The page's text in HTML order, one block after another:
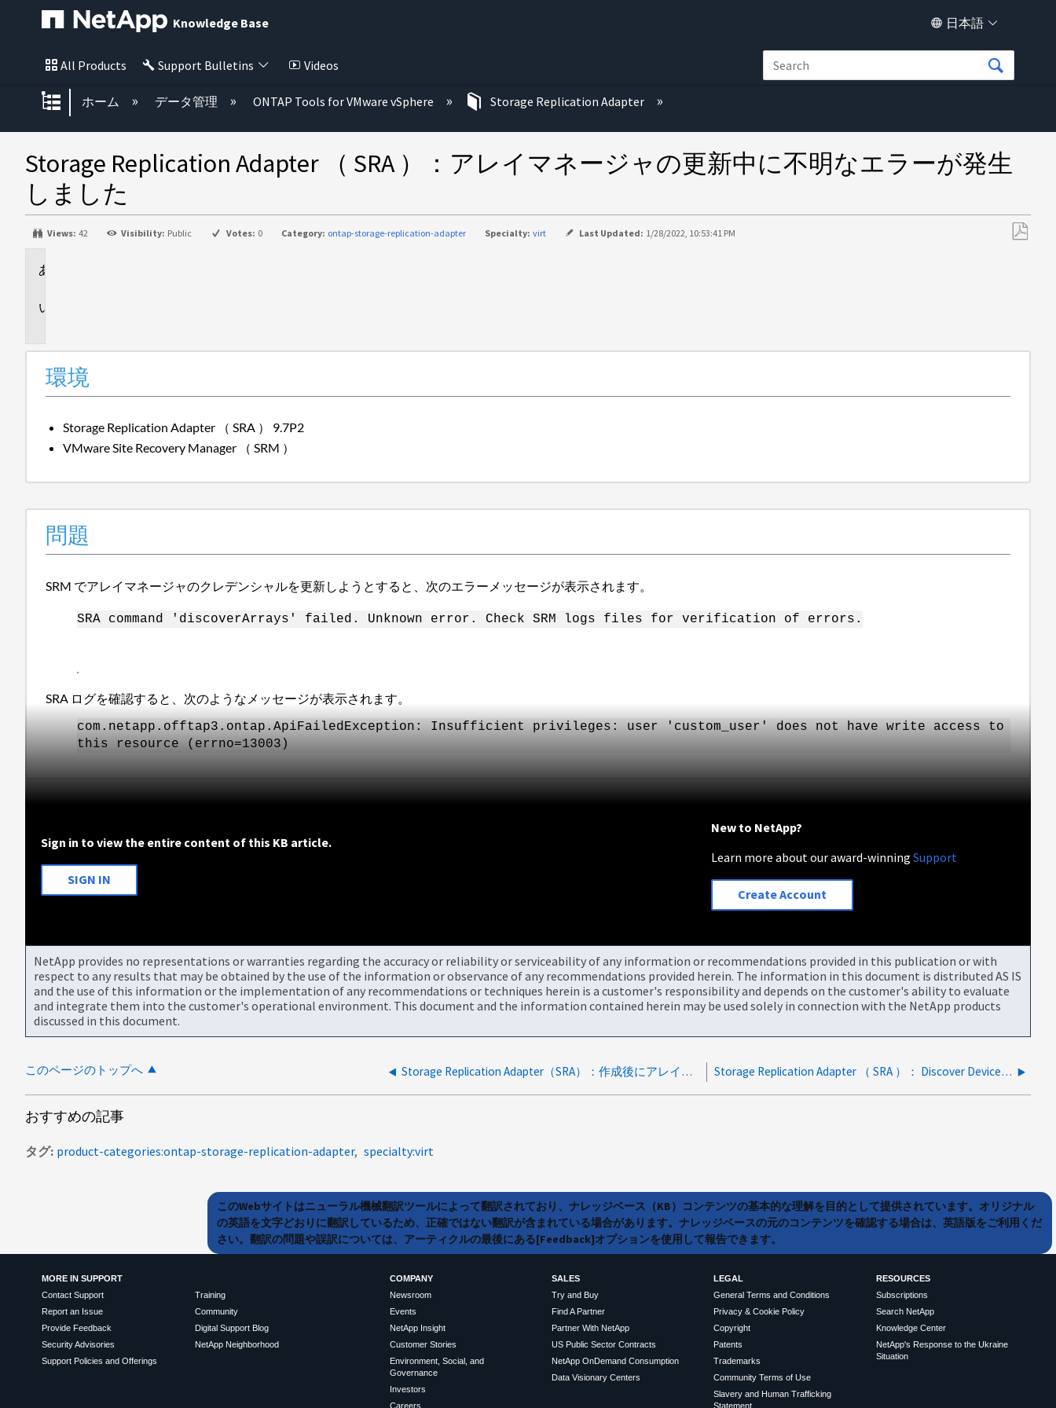
Knowledge Base 日本語
All Products Support Bulletins Videos
グローバル階層を展開/折りたたむ
ホーム データ管理 ONTAP Tools for VMware vSphere Storage Replication Adapter
Storage Replication Adapter （ SRA ）：アレイマネージャの更新中に不明なエラーが発生
しました
Views: 42 Visibility: Public Votes: 0 Category: ontap-storage-replication-adapter Specialty: virt Last Updated: 1/28/2022, 10:53:41 PM
環境
Storage Replication Adapter （ SRA ） 9.7P2
VMware Site Recovery Manager （ SRM ）
問題
SRM でアレイマネージャのクレデンシャルを更新しようとすると、次のエラーメッセージが表示されます。
SRA command 'discoverArrays' failed. Unknown error. Check SRM logs files for verification of errors.
SRA ログを確認すると、次のようなメッセージが表示されます。
com.netapp.offtap3.ontap.ApiFailedException: Insufficient privileges: user 'custom_user' does not have write access to
this resource (errno=13003)
Sign in to view the entire content of this KB article.
SIGN IN
New to NetApp?
Learn more about our award-winningSupport
Create Account
NetApp provides no representations or warranties regarding the accuracy or reliability or serviceability of any information or recommendations provided in this publication or with
respect to any results that may be obtained by the use of the information or observance of any recommendations provided herein. The information in this document is distributed AS IS
and the use of this information or the implementation of any recommendations or techniques herein is a customer's responsibility and depends on the customer's ability to evaluate
and integrate them into the customer's operational environment. This document and the information contained herein may be used solely in connection with the NetApp products
discussed in this document.
このページのトップへ Storage Replication Adapter（SRA）：作成後にアレイマネージャをペアリングできません Storage Replication Adapter （ SRA ）： Discover Devices の出力で XmlValidateException が発生しました
おすすめの記事
タグ product-categories:ontap-storage-replication-adapter specialty:virt
このWebサイトはニューラル機械翻訳ツールによって翻訳されており、ナレッジベース（KB）コンテンツの基本的な理解を目的として提供されています。オリジナル
の英語を文字どおりに翻訳しているため、正確ではない翻訳が含まれている場合があります。ナレッジベースの元のコンテンツを確認する場合は、英語版をご利用くだ
さい。翻訳の問題や誤訳については、アーティクルの最後にある[Feedback]オプションを使用して報告できます。
MORE IN SUPPORT
Contact Support
Report an Issue
Provide Feedback
Security Advisories
Support Policies and Offerings
Training
Community
Digital Support Blog
NetApp Neighborhood
COMPANY
Newsroom
Events
NetApp Insight
Customer Stories
Environment, Social, and
Governance
Investors
Careers
SALES
Try and Buy
Find A Partner
Partner With NetApp
US Public Sector Contracts
NetApp OnDemand Consumption
Data Visionary Centers
LEGAL
General Terms and Conditions
Privacy & Cookie Policy
Copyright
Patents
Trademarks
Community Terms of Use
Slavery and Human Trafficking
Statement
RESOURCES
Subscriptions
Search NetApp
Knowledge Center
NetApp's Response to the Ukraine
Situation